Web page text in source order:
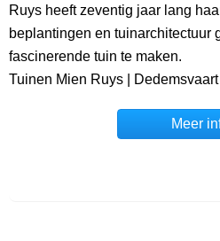
Ruys heeft zeventig jaar lang
beplantingen en tuinarchitectuur
fascinerende tuin te maken.
Tuinen Mien Ruys |
Meer